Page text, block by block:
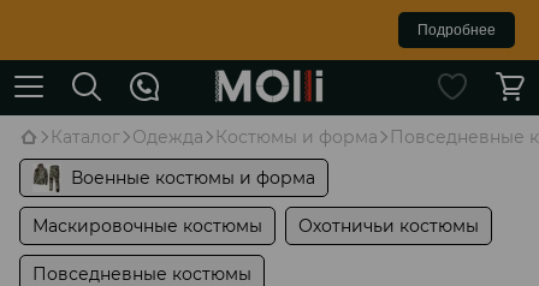
Подробнее
Каталог Одежда Костюмы и форма
Повседневные
Военные костюмы и форма
Маскировочные костюмы Охотничьи костюмы
Повседневные костюмы